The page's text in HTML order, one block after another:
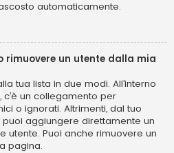
automaticamente.
rimuovere un utente dalla mia
tua lista in due modi. All’interno
un collegamento per
o ignorati. Altrimenti, dal tuo
aggiungere direttamente un
utente. Puoi anche rimuovere un
pagina.